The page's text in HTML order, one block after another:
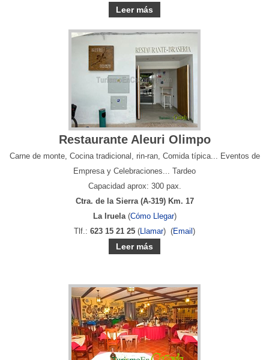
Leer más
Restaurante Aleuri Olimpo
Carne de monte, Cocina tradicional, rin-ran, Comida típica... Eventos de
Empresa y Celebraciones... Tardeo
Capacidad aprox: 300 pax.
Ctra. de la Sierra (A-319) Km. 17
La Iruela(Cómo Llegar)
Tlf.: 623 15 21 25 (Llamar) (Email )
Leer más